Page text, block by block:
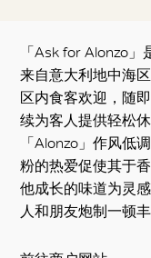
「Ask for Alonzo
来自意大利地中海
区内食客欢迎，随
续为客人提供轻松
「Alonzo」作风低
粉的热爱促使其于
他成长的味道为灵
人和朋友炮制一顿丰